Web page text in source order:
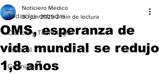
Todas las entradas
Ciencia y Tecnología
Editorial
Gremiales
OMS, esperanza de
vida mundial se redujo
1,8 años
Noticiero Medico
30 jun 2025 3 min de lectura